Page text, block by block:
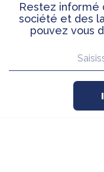
Restez informé
société et des
pouvez vous